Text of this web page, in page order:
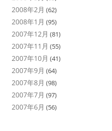
2008年2月 (62)
2008年1月 (95)
2007年12月 (81)
2007年11月 (55)
2007年10月 (41)
2007年9月 (64)
2007年8月 (98)
2007年7月 (97)
2007年6月 (56)